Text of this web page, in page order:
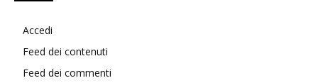
Accedi
Feed dei contenuti
Feed dei commenti